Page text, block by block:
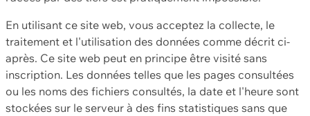
En utilisant ce site web, vous acceptez la collecte, le
traitement et l'utilisation des données comme décrit ci-
après. Ce site web peut en principe être visité sans
inscription. Les données telles que les pages consultées
ou les noms des fichiers consultés, la date et l'heure sont
stockées sur le serveur à des fins statistiques sans que